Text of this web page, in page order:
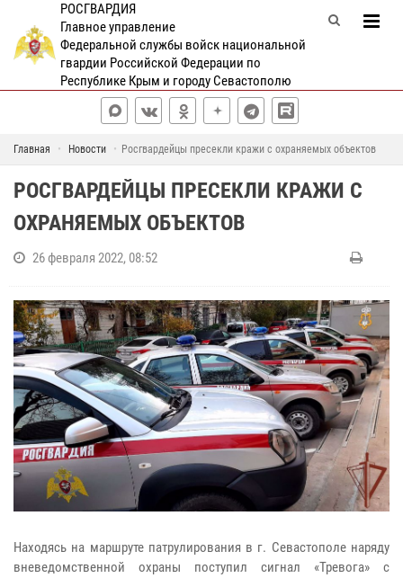
РОСГВАРДИЯ
Главное управление
Федеральной службы войск национальной
гвардии Российской Федерации по
Республике Крым и городу Севастополю
Главная Новости Росгвардейцы пресекли кражи с охраняемых объектов
РОСГВАРДЕЙЦЫ ПРЕСЕКЛИ КРАЖИ С
ОХРАНЯЕМЫХ ОБЪЕКТОВ
26 февраля 2022, 08:52
Находясь на маршруте патрулирования в г. Севастополе наряду
вневедомственной охраны поступил сигнал «Тревога» с